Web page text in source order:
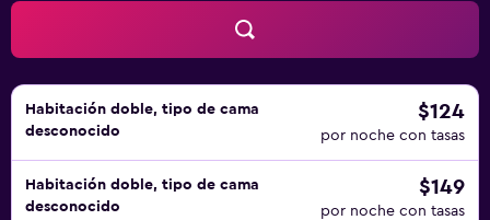
Habitación doble, tipo de cama
desconocido
$124
por noche con tasas
Habitación doble, tipo de cama
desconocido
$149
por noche con tasas